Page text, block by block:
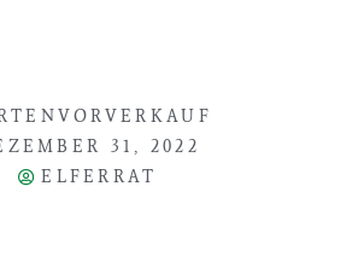
31, 2022
ELFERRAT